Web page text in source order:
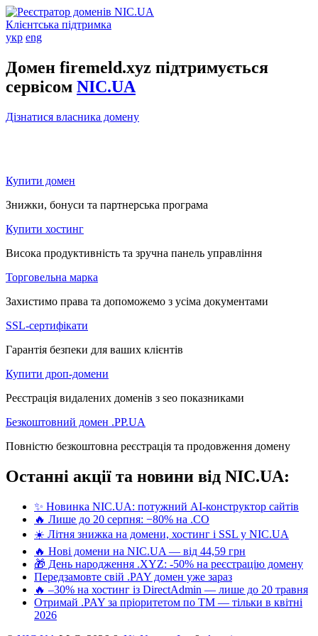
Клієнтська підтримка
укр eng
Домен firemeld.xyz підтримується
сервісом NIC.UA
Дізнатися власника домену
Купити домен
Знижки, бонуси та партнерська програма
Купити хостинг
Висока продуктивність та зручна панель управління
Торговельна марка
Захистимо права та допоможемо з усіма документами
SSL-сертифікати
Гарантія безпеки для ваших клієнтів
Купити дроп-домени
Реєстрація видалених доменів з seo показниками
Безкоштовний домен .PP.UA
Повністю безкоштовна реєстрація та продовження домену
Останні акції та новини від NIC.UA:
✨ Новинка NIC.UA: потужний AI-конструктор сайтів
🔥 Лише до 20 серпня: −80% на .CO
☀️ Літня знижка на домени, хостинг і SSL у NIC.UA
🔥 Нові домени на NIC.UA — від 44,59 грн
🎁 День народження .XYZ: -50% на реєстрацію домену
Передзамовте свій .PAY домен уже зараз
🔥 –30% на хостинг із DirectAdmin — лише до 20 травня
Отримай .PAY за пріоритетом по ТМ — тільки в квітні
2026